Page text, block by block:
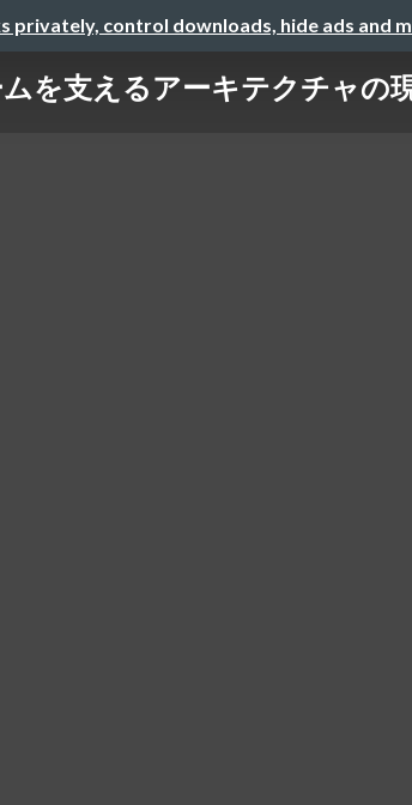
privately, control downloads, hide ads and
を支えるアーキテクチャの